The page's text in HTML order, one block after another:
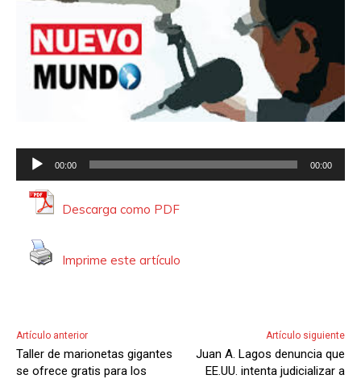
e
o
r
00:00 00:00
Descarga como PDF
Imprime este artículo
Artículo anterior
Taller de marionetas gigantes
se ofrece gratis para los
Artículo siguiente
Juan A. Lagos denuncia que
EE.UU. intenta judicializar a